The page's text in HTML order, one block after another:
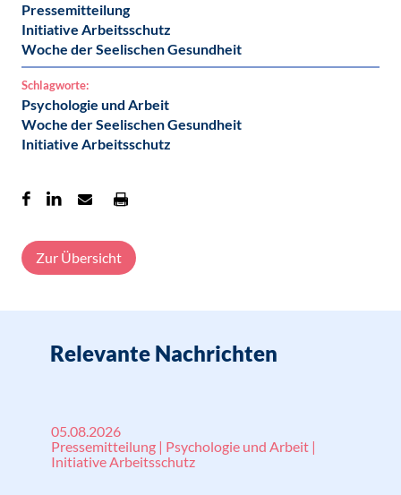
Pressemitteilung
Initiative Arbeitsschutz
Woche der Seelischen Gesundheit
Schlagworte:
Psychologie und Arbeit
Woche der Seelischen Gesundheit
Initiative Arbeitsschutz
Zur Übersicht
Relevante Nachrichten
05.08.2026
Pressemitteilung | Psychologie und Arbeit |
Initiative Arbeitsschutz